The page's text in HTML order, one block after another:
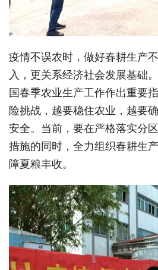
疫情不误农时，做好春耕生产
入，更关系经济社会发展基础
国春季农业生产工作作出重要
险挑战，越要稳住农业，越要
安全。当前，要在严格落实分
措施的同时，全力组织春耕生
障夏粮丰收。